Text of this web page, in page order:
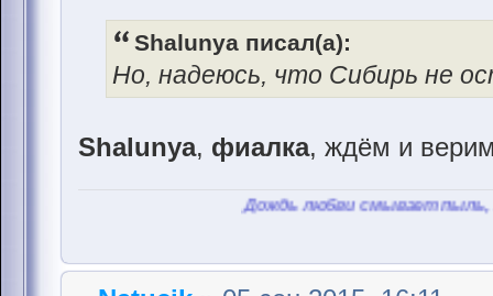
Shalunya писал(а):
Но, надеюсь, что Сибирь не
Shalunya, фиалка, ждём и
Дождь любви смывает пыль, любви